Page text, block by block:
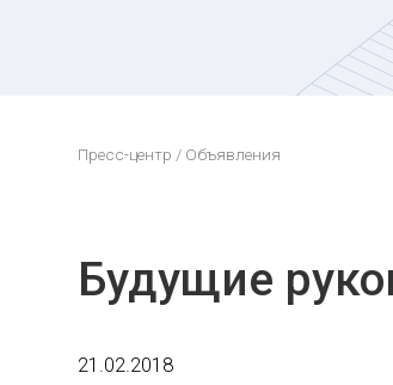
Пресс-центр / Объявления
Будущие
21.02.2018